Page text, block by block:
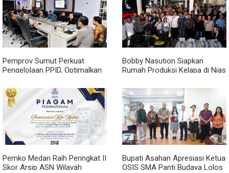
Pemprov Sumut Perkuat
Pengelolaan PPID, Optimalkan
Nomor 2 Tahun 2026
Bobby Nasution Siapkan
Rumah Produksi Kelapa di Nias
Pemko Medan Raih Peringkat II
Skor Arsip ASN Wilayah
Bupati Asahan Apresiasi Ketua
OSIS SMA Panti Budaya Lolos